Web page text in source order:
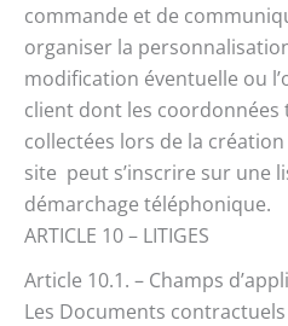
commande et de
organiser la
modification éventuelle ou
client dont les
collectées lors de la
site peut s’inscrire sur une
démarchage téléphonique.
ARTICLE 10 – LITIGES
Article 10.1. – Champs
Les Documents